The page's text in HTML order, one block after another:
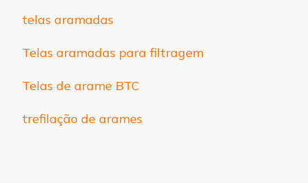
telas aramadas
Telas aramadas para filtragem
Telas de arame BTC
trefilação de arames